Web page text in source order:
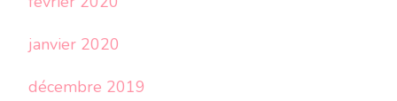
janvier 2020
décembre 2019